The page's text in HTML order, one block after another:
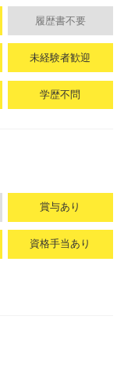
履歴書不要
未経験者歓迎
学歴不問
賞与あり
資格手当あり